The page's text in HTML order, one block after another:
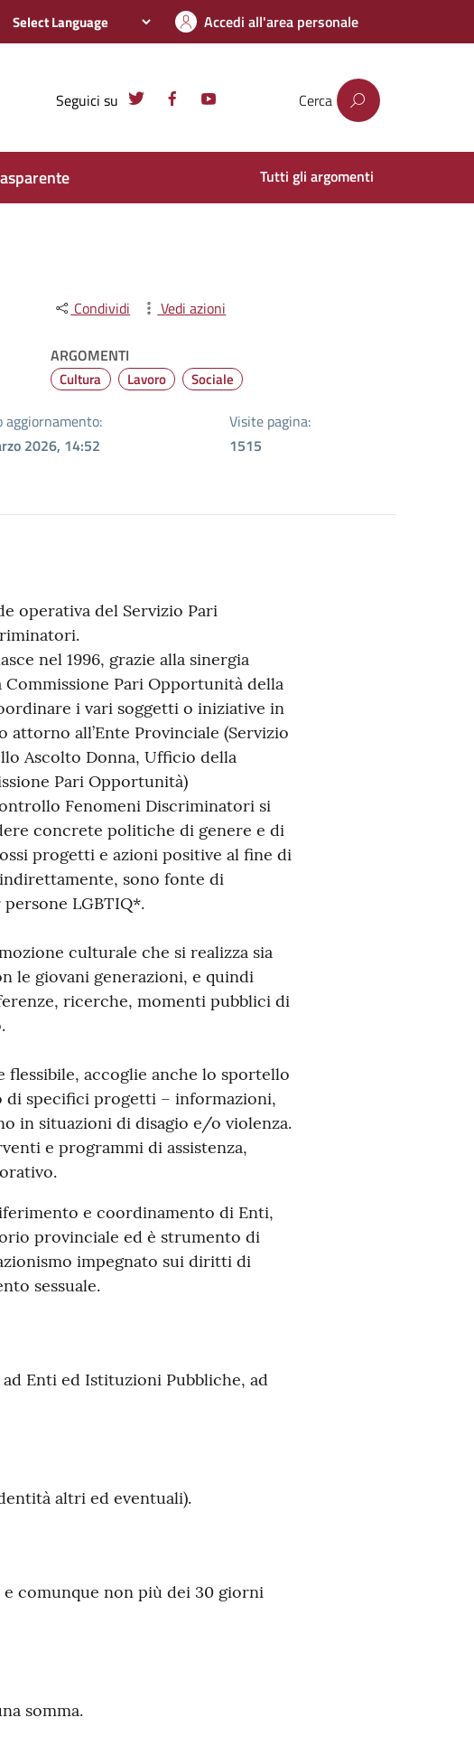
Accedi all'area personale
Seguici su Cerca
Tutti gli argomenti
Condividi Vedi azioni
ARGOMENTI
Cultura Lavoro Sociale
aggiornamento:
2026, 14:52
Visite pagina:
1515
operativa del Servizio Pari
nel 1996, grazie alla sinergia
Commissione Pari Opportunità della
i vari soggetti o iniziative in
all’Ente Provinciale (Servizio
Ascolto Donna, Ufficio della
Pari Opportunità)
Fenomeni Discriminatori si
concrete politiche di genere e di
progetti e azioni positive al fine di
sono fonte di
LGBTIQ*.
culturale che si realizza sia
le giovani generazioni, e quindi
ricerche, momenti pubblici di
accoglie anche lo sportello
di specifici progetti – informazioni,
in situazioni di disagio e/o violenza.
e programmi di assistenza,
e coordinamento di Enti,
provinciale ed è strumento di
impegnato sui diritti di
sessuale.
Enti ed Istituzioni Pubbliche, ad
altri ed eventuali).
comunque non più dei 30 giorni
somma.